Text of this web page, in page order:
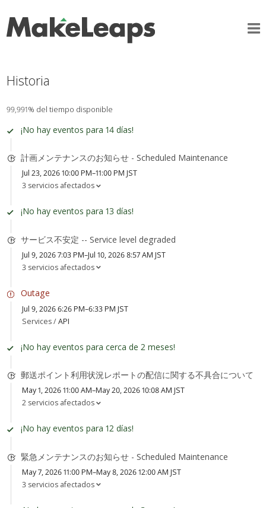
Historia
99,991% del tiempo disponible
¡No hay eventos para 14 días!
計画メンテナンスのお知らせ - Scheduled Maintenance
Jul 23, 2026 10:00 PM–11:00 PM JST
3 servicios afectados
¡No hay eventos para 13 días!
サービス不安定 -- Service level degraded
Jul 9, 2026 7:03 PM–Jul 10, 2026 8:57 AM JST
3 servicios afectados
Outage
Jul 9, 2026 6:26 PM–6:33 PM JST
Services /API
¡No hay eventos para cerca de 2 meses!
郵送ポイント利用状況レポートの配信に関する不具合について
May 1, 2026 11:00 AM–May 20, 2026 10:08 AM JST
2 servicios afectados
¡No hay eventos para 12 días!
緊急メンテナンスのお知らせ - Scheduled Maintenance
May 7, 2026 11:00 PM–May 8, 2026 12:00 AM JST
3 servicios afectados